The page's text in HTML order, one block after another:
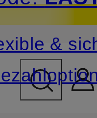
&